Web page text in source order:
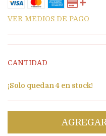
VER MEDIOS DE PAGO
CANTIDAD
¡Solo quedan4 en stock!